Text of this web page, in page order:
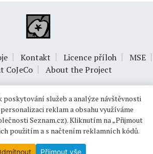
Kontakt Licence příloh
MSE
CoJeCo
About the Project
1999-2026OPTIMUS s.r.o.
poskytování služeb a analýze návštěvnosti
reklam a obsahu využíváme
Seznam.cz). Kliknutím na „Přijmout
použitím a s načtením reklamních kódů.
Přijmout vše